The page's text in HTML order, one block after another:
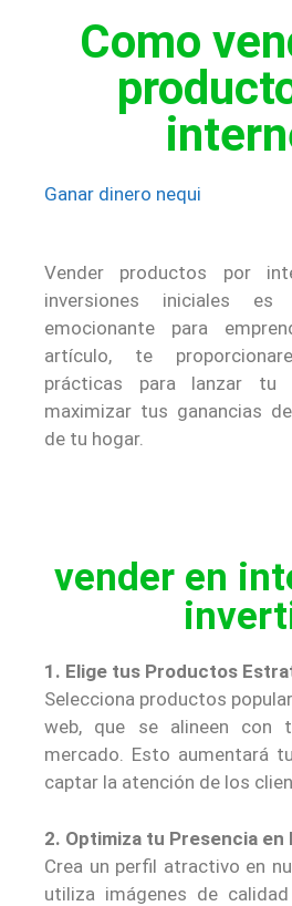
Como
Ganar dinero nequi
Vender productos por
inversiones iniciales es
emocionante para
artículo, te
prácticas para lanzar tu
maximizar tus ganancias
de tu hogar.
vender en
1. Elige tus Productos
Selecciona productos
web, que se alineen con
mercado. Esto aumentará
captar la atención de los
2. Optimiza tu Presencia en
Crea un perfil atractivo en
utiliza imágenes de